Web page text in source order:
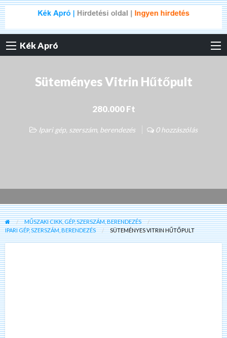
Kék Apró
Süteményes Vitrin Hűtőpult
280.000 Ft
Ipari gép, szerszám, berendezés 0 hozzászólás
MŰSZAKI CIKK, GÉP, SZERSZÁM, BERENDEZÉS
IPARI GÉP, SZERSZÁM, BERENDEZÉS
SÜTEMÉNYES VITRIN HŰTŐPULT